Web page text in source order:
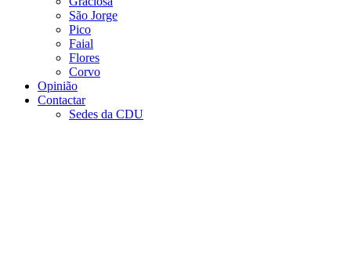
São Jorge
Pico
Faial
Flores
Corvo
Opinião
Contactar
Sedes da CDU